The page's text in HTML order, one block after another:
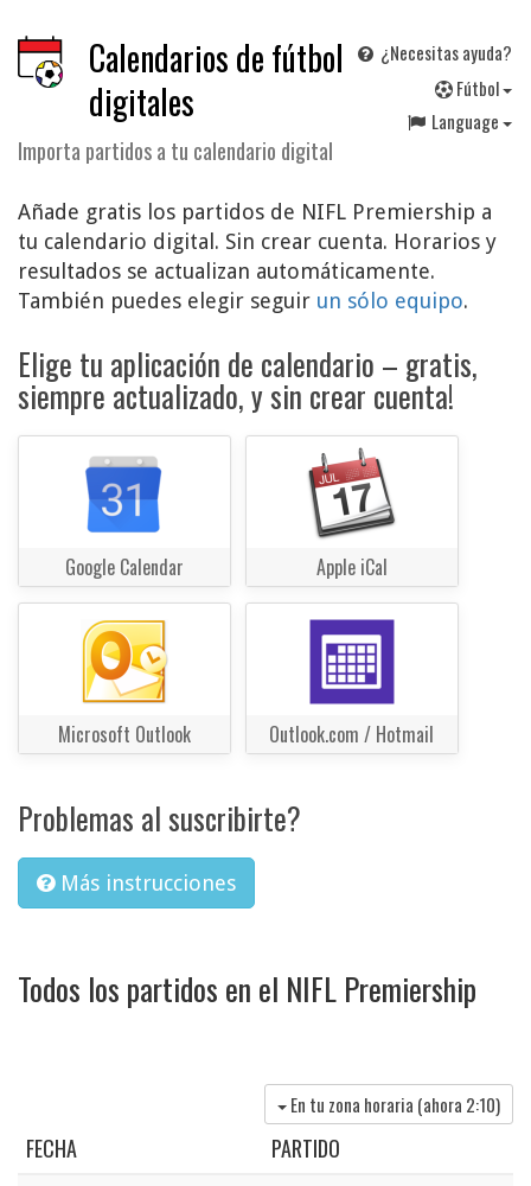
Calendarios de fútbol
digitales
Importa partidos a tu calendario digital
¿Necesitas ayuda?
Fútbol
Language
Añade gratis los partidos de NIFL Premiership a
tu calendario digital. Sin crear cuenta. Horarios y
resultados se actualizan automáticamente.
También puedes elegir seguir un sólo equipo.
Elige tu aplicación de calendario – gratis,
siempre actualizado, y sin crear cuenta!
Google Calendar Apple iCal
Microsoft Outlook Outlook.com / Hotmail
Problemas al suscribirte?
Más instrucciones
Todos los partidos en el NIFL Premiership
En tu zona horaria (ahora 2:10)
FECHA PARTIDO